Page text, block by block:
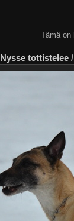
Tämä on
Nysse tottistelee /